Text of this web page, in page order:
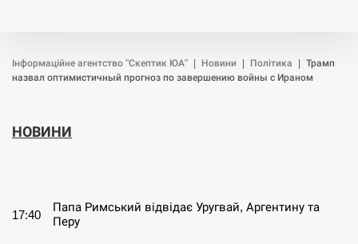
Інформаційне агентство "Скептик ЮА" Новини Політика
Трамп
назвал оптимистичный прогноз по завершению войны с Ираном
НОВИНИ
17:40
Папа Римський відвідає Уругвай, Аргентину та
Перу